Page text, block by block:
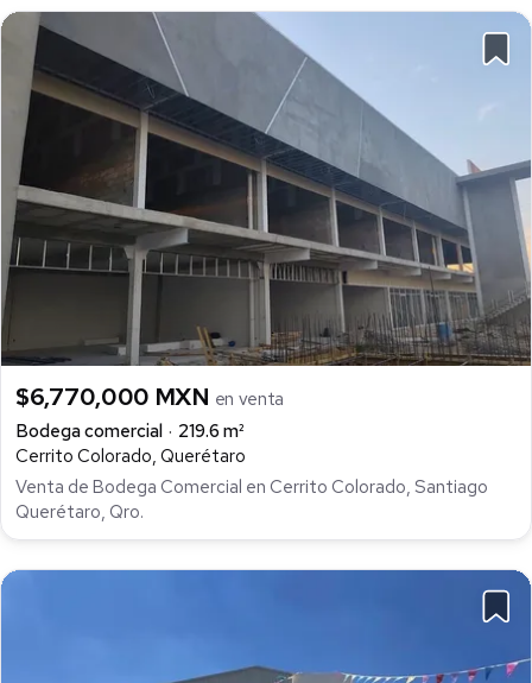
$6,770,000 MXN en venta
Bodega comercial
219.6 m²
Cerrito Colorado, Querétaro
Venta de Bodega Comercial en Cerrito Colorado, Santiago
Querétaro, Qro.